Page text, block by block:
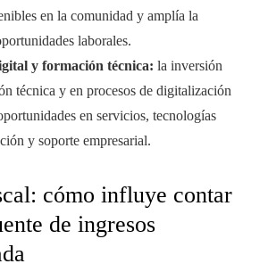
en la comunidad y amplía la
laborales.
y formación técnica: la inversión
técnica y en procesos de digitalización
en servicios, tecnologías
y soporte empresarial.
cómo influye contar
de ingresos